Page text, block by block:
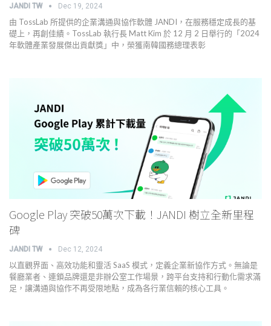
JANDI TW Dec 19, 2024
由 TossLab 所提供的企業溝通與協作軟體 JANDI，在服務穩定成長的基
礎上，再創佳績。TossLab 執行長 Matt Kim 於 12 月 2 日舉行的「2024
年軟體產業發展傑出貢獻獎」中，榮獲南韓國務總理表彰
Google Play 突破50萬次下載！JANDI 樹立全新里程
碑
JANDI TW Dec 12, 2024
以直觀界面、高效功能和靈活 SaaS 模式，定義企業新協作方式。無論是
餐廳業者、連鎖品牌還是非辦公室工作場景，跨平台支持和行動化需求滿
足，讓溝通與協作不再受限地點，成為各行業信賴的核心工具。